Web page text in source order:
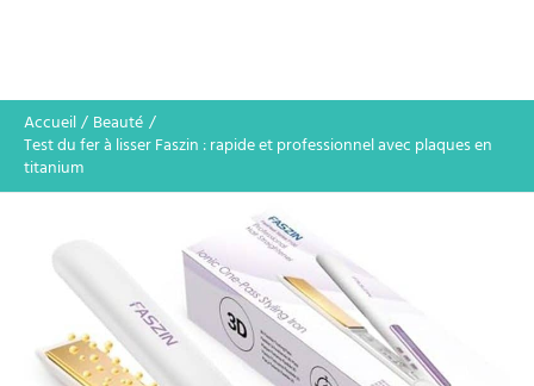
Accueil
Beauté
Test du fer à lisser Faszin : rapide et professionnel avec plaques en
titanium